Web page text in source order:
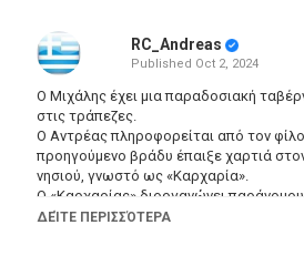
RC_Andreas
Published Oct 2, 2024
Ο Μιχάλης έχει μια παραδοσιακή
στις τράπεζες.
Ο Αντρέας πληροφορείται από τον
προηγούμενο βράδυ έπαιξε χαρτιά
νησιού, γνωστό ως «Καρχαρία».
Ο «Καρχαρίας» διοργανώνει
ταυτόχρονα δανείζει χρήματα στους
ΔΕΊΤΕ ΠΕΡΙΣΣΌΤΕΡΑ